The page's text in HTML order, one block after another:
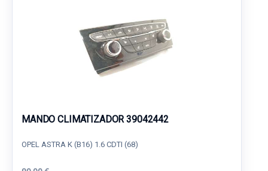
MANDO CLIMATIZADOR 39042442
OPEL ASTRA K (B16) 1.6 CDTI (68)